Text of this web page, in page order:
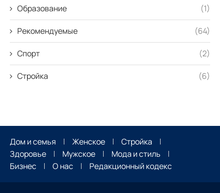
Образование (1)
Рекомендуемые (64)
Спорт (2)
Стройка (6)
Дом и семья Женское
Стройка
Здоровье
Мужское
Мода и стиль
Бизнес
О нас Редакционный кодекс